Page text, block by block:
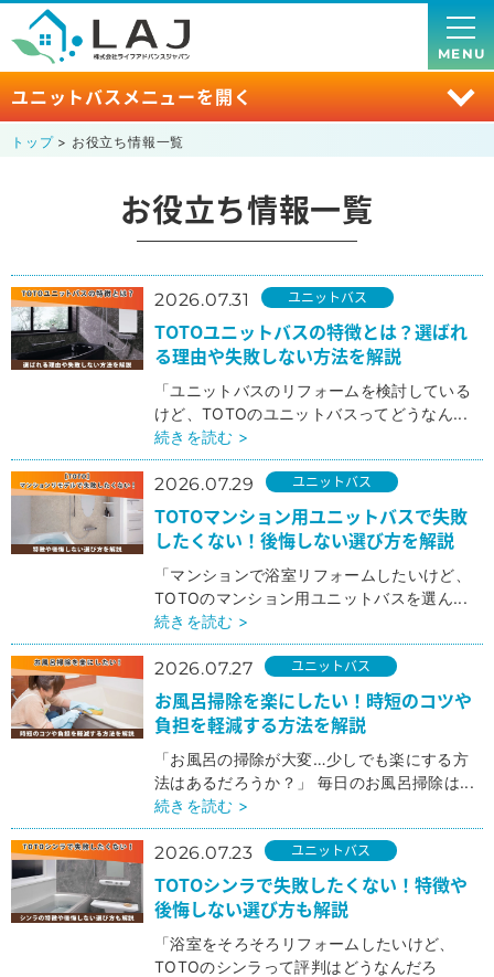
ユニットバスメニューを開く
MENU
トップ> お役立ち情報一覧
お役立ち情報一覧
2026.07.31 ユニットバス
TOTOユニットバスの特徴とは？選ばれ
る理由や失敗しない方法を解説
「ユニットバスのリフォームを検討している
けど、TOTOのユニットバスってどうなん...
続きを読む >
2026.07.29 ユニットバス
TOTOマンション用ユニットバスで失敗
したくない！後悔しない選び方を解説
「マンションで浴室リフォームしたいけど、
TOTOのマンション用ユニットバスを選ん...
続きを読む >
2026.07.27 ユニットバス
お風呂掃除を楽にしたい！時短のコツや
負担を軽減する方法を解説
「お風呂の掃除が大変…少しでも楽にする方
法はあるだろうか？」 毎日のお風呂掃除は...
続きを読む >
2026.07.23 ユニットバス
TOTOシンラで失敗したくない！特徴や
後悔しない選び方も解説
「浴室をそろそろリフォームしたいけど、
TOTOのシンラって評判はどうなんだろ